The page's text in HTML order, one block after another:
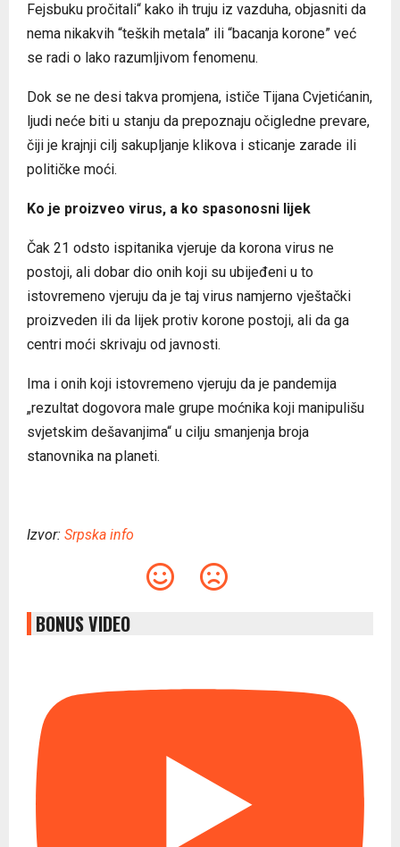
Fejsbuku pročitali“ kako ih truju iz vazduha, objasniti da
nema nikakvih “teških metala” ili “bacanja korone” već
se radi o lako razumljivom fenomenu.
Dok se ne desi takva promjena, ističe Tijana Cvjetićanin,
ljudi neće biti u stanju da prepoznaju očigledne prevare,
čiji je krajnji cilj sakupljanje klikova i sticanje zarade ili
političke moći.
Ko je proizveo virus, a ko spasonosni lijek
Čak 21 odsto ispitanika vjeruje da korona virus ne
postoji, ali dobar dio onih koji su ubijeđeni u to
istovremeno vjeruju da je taj virus namjerno vještački
proizveden ili da lijek protiv korone postoji, ali da ga
centri moći skrivaju od javnosti.
Ima i onih koji istovremeno vjeruju da je pandemija
„rezultat dogovora male grupe moćnika koji manipulišu
svjetskim dešavanjima“ u cilju smanjenja broja
stanovnika na planeti.
Izvor: Srpska info
BONUS VIDEO